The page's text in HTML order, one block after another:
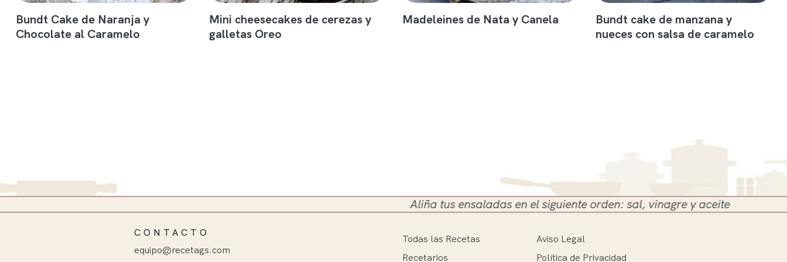
Bundt Cake de Naranja y
Chocolate al Caramelo
Mini cheesecakes de cerezas y
galletas Oreo
Madeleines de Nata y Canela
Bundt cake de manzana y
nueces con salsa de caramelo
Aliña tus ensaladas en el siguiente orden: sal, vinagre y aceite
CONTACTO
equipo@recetags.com
Todas las Recetas
Recetarios
Aviso Legal
Política de Privacidad